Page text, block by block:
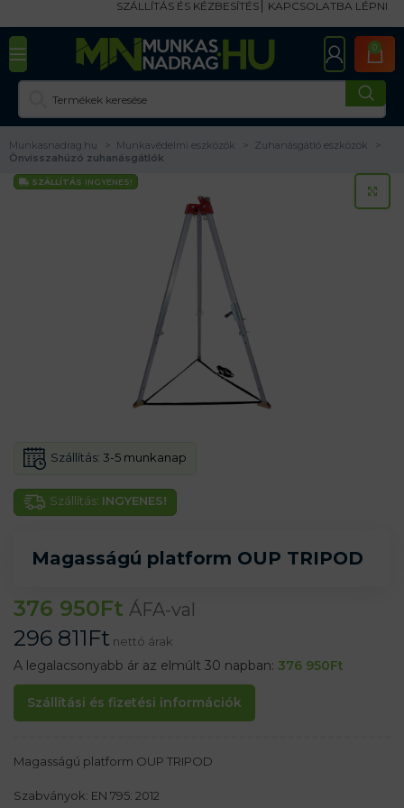
SZÁLLÍTÁS ÉS KÉZBESÍTÉS KAPCSOLATBA LÉPNI
0
Munkasnadrag.hu Munkavédelmi eszközök
Zuhanásgátló eszközök
Önvisszahúzó zuhanásgátlók
SZÁLLÍTÁS INGYENES!
Magasságú platform OUP TRIPOD
Szállítás: INGYENES!
Szállítás: 3-5 munkanap
376 950Ft ÁFA-val
296 811Ft nettó árak
A legalacsonyabb ár az elmúlt 30 napban: 376 950Ft
Szállítási és fizetési információk
Magasságú platform OUP TRIPOD
Szabványok: EN 795: 2012